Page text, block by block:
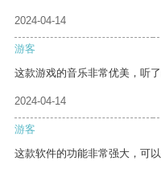
2024-04-14
游客
这款游戏的音乐非常优美，听了
2024-04-14
游客
这款软件的功能非常强大，可